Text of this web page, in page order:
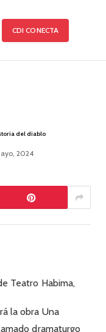
CDI CONECTA
del diablo
2024
Teatro Habima,
la obra Una
dramaturgo